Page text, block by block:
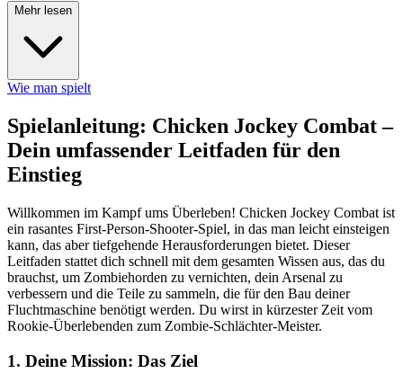
t".Mehr lesen
Wie man spielt
Spielanleitung: Chicken Jockey Combat –
Dein umfassender Leitfaden für den
Einstieg
Willkommen im Kampf ums Überleben! Chicken Jockey Combat ist
ein rasantes First-Person-Shooter-Spiel, in das man leicht einsteigen
kann, das aber tiefgehende Herausforderungen bietet. Dieser
Leitfaden stattet dich schnell mit dem gesamten Wissen aus, das du
brauchst, um Zombiehorden zu vernichten, dein Arsenal zu
verbessern und die Teile zu sammeln, die für den Bau deiner
Fluchtmaschine benötigt werden. Du wirst in kürzester Zeit vom
Rookie-Überlebenden zum Zombie-Schlächter-Meister.
1. Deine Mission: Das Ziel